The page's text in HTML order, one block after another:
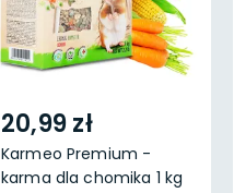
20,99 zł
Karmeo Premium -
karma dla chomika 1 kg